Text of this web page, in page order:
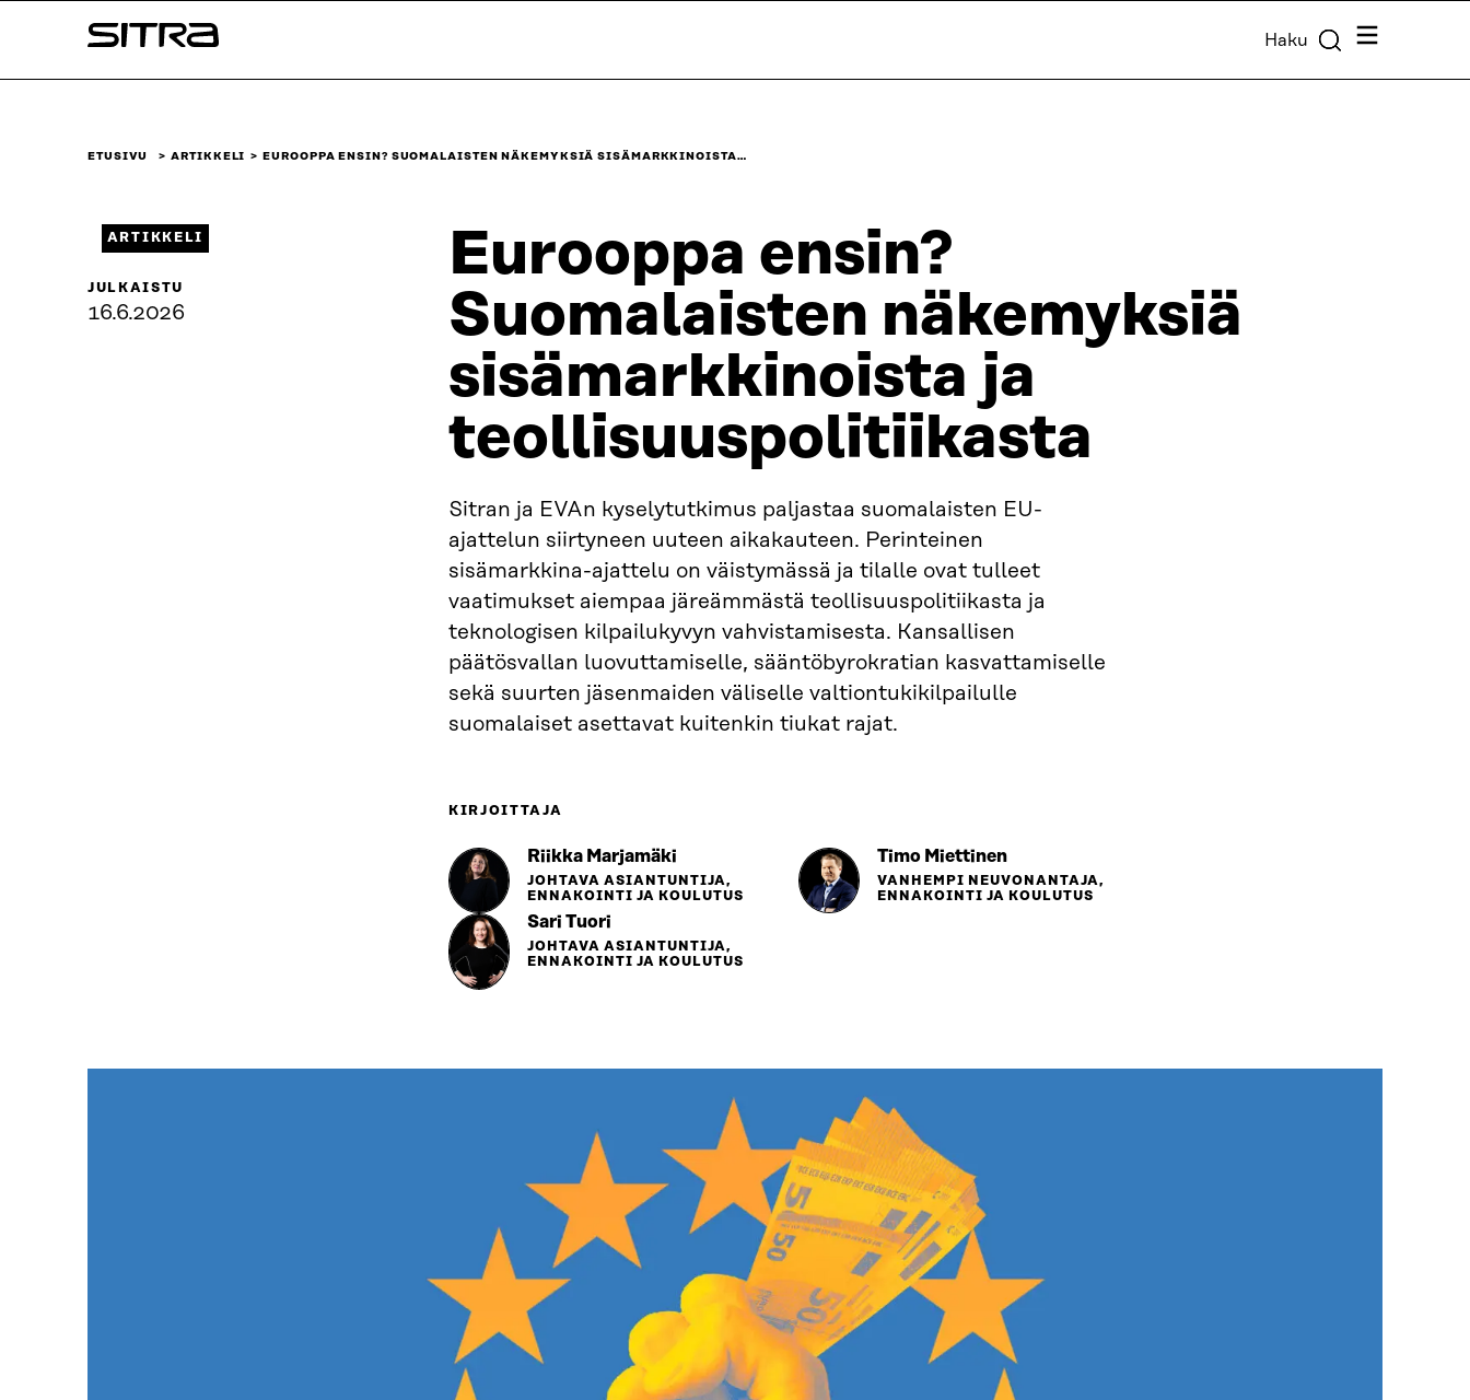
sisältöön
Sitra Haku Valikko
ETUSIVU ARTIKKELI EUROOPPA ENSIN? SUOMALAISTEN NÄKEMYKSIÄ SISÄMARKKINOISTA…
Eurooppa ensin?
Suomalaisten näkemyksiä
sisämarkkinoista ja
teollisuuspolitiikasta
Sitran ja EVAn kyselytutkimus paljastaa suomalaisten EU-
ajattelun siirtyneen uuteen aikakauteen. Perinteinen
sisämarkkina-ajattelu on väistymässä ja tilalle ovat tulleet
vaatimukset aiempaa järeämmästä teollisuuspolitiikasta ja
teknologisen kilpailukyvyn vahvistamisesta. Kansallisen
päätösvallan luovuttamiselle, sääntöbyrokratian kasvattamiselle
sekä suurten jäsenmaiden väliselle valtiontukikilpailulle
suomalaiset asettavat kuitenkin tiukat rajat.
KIRJOITTAJA
Riikka Marjamäki
JOHTAVA ASIANTUNTIJA,
ENNAKOINTI JA KOULUTUS
Timo Miettinen
VANHEMPI NEUVONANTAJA,
ENNAKOINTI JA KOULUTUS
Sari Tuori
JOHTAVA ASIANTUNTIJA,
ENNAKOINTI JA KOULUTUS
ARTIKKELI
JULKAISTU
16.6.2026